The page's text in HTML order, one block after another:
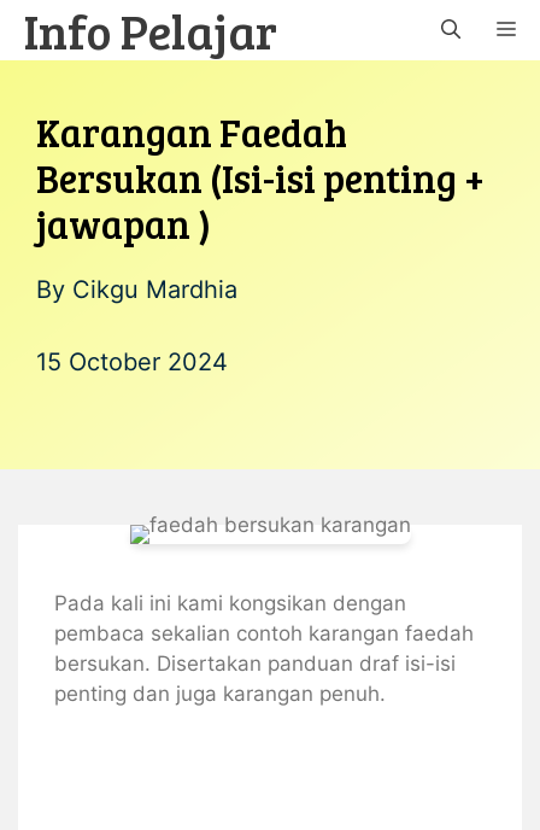
SkipInfo Pelajar
Karangan Faedah
Bersukan (Isi-isi penting +
jawapan )
By Cikgu Mardhia
15 October 2024
Pada kali ini kami kongsikan dengan
pembaca sekalian contoh karangan faedah
bersukan. Disertakan panduan draf isi-isi
penting dan juga karangan penuh.